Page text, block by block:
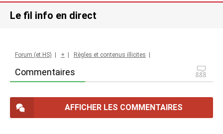
Le fil info en direct
Commentaires
Forum (et HS) + Règles et contenus illicites
AFFICHER LES COMMENTAIRES